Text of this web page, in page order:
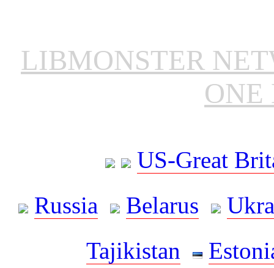
LIBMONSTER
ONE
US-Great
Russia
Belarus
Tajikistan